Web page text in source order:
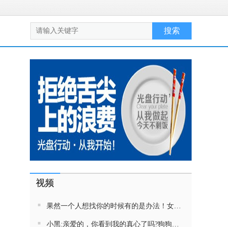
视频
果然一个人想找你的时候有的是办法！女生吵架将男友拉黑，结果男友给家里狗打电话了！汪：吵死了，一会就去把号码注销
小黑:亲爱的，你看到我的真心了吗?狗狗雨中等好朋狗不愿离去，网友:确实搞笑，黄黄都有男朋友，你却没有